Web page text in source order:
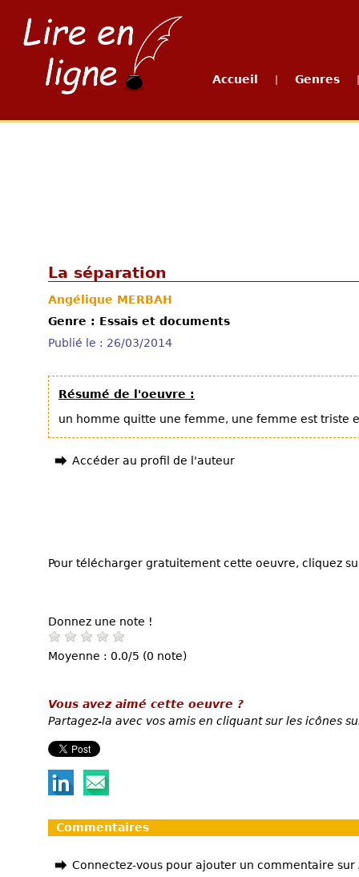
Accueil Genres
La séparation
Angélique MERBAH
Genre : Essais et documents
Publié le : 26/03/2014
Résumé de l'oeuvre :
un homme quitte une femme, une femme est triste
Accéder au profil de l'auteur
Pour télécharger gratuitement cette oeuvre, cliquez
Donnez une note !
Moyenne : 0.0/5 (0 note)
Vous avez aimé cette oeuvre ?
Partagez-la avec vos amis en cliquant sur les icônes
Commentaires
Connectez-vous pour ajouter un commentaire sur